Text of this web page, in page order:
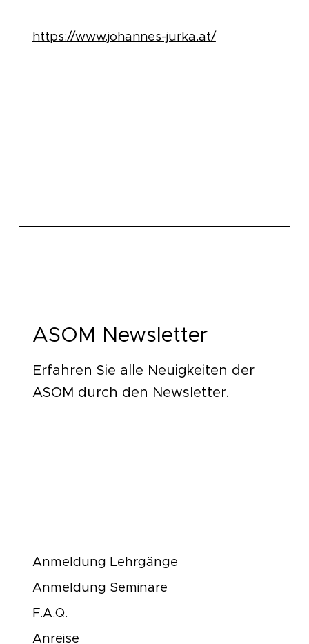
https://www.johannes-jurka.at/
ASOM Newsletter
Erfahren Sie alle Neuigkeiten der
ASOM durch den Newsletter.
Anmeldung Lehrgänge
Anmeldung Seminare
F.A.Q.
Anreise